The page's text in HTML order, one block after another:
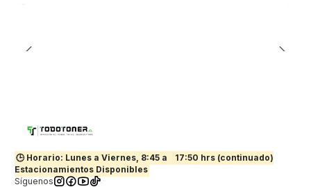
🕒 Horario: Lunes a Viernes, 8:45 a
17:50 hrs (continuado)
Estacionamientos Disponibles
Síguenos